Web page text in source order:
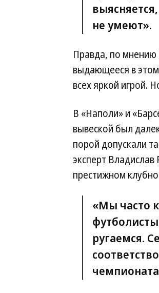
не умеют».
Правда, по мнению
выдающееся в
всех яркой игрой.
В «Наполи» и
вывеской был
порой допускали
эксперт
престижном
«Мы часто
ругаемся.